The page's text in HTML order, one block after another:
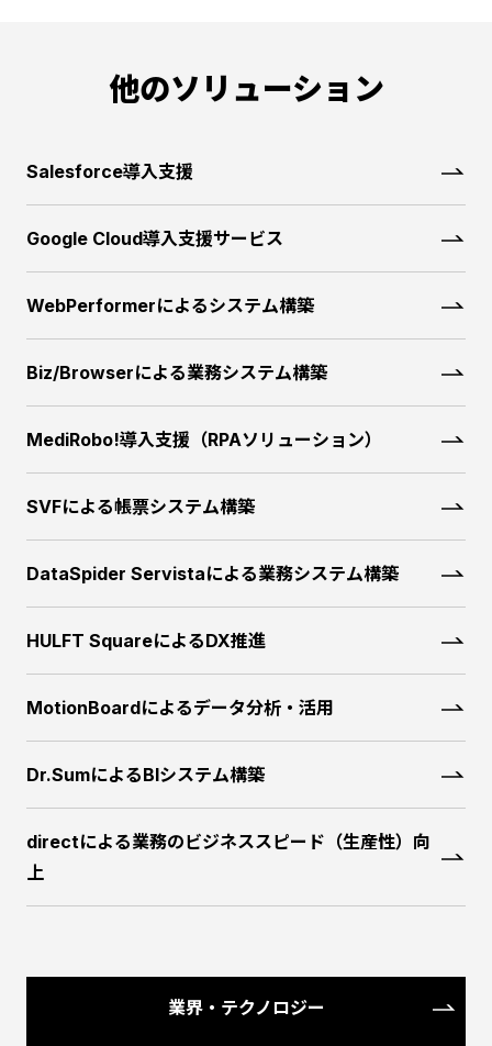
他のソリューション
Salesforce導入支援
Google Cloud導入支援サービス
WebPerformerによるシステム構築
Biz/Browserによる業務システム構築
MediRobo!導入支援（RPAソリューション）
SVFによる帳票システム構築
DataSpider Servistaによる業務システム構築
HULFT SquareによるDX推進
MotionBoardによるデータ分析・活用
Dr.SumによるBIシステム構築
directによる業務のビジネススピード（生産性）向
上
業界・テクノロジー